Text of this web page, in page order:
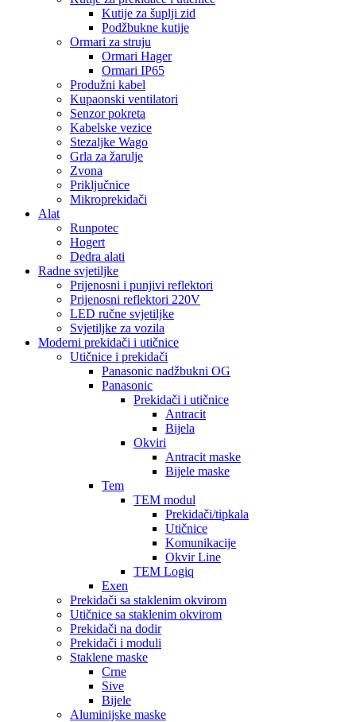
Kutije za šuplji zid
Podžbukne kutije
Ormari za struju
Ormari Hager
Ormari IP65
Produžni kabel
Kupaonski ventilatori
Senzor pokreta
Kabelske vezice
Stezaljke Wago
Grla za žarulje
Zvona
Priključnice
Mikroprekidači
Alat
Runpotec
Hogert
Dedra alati
Radne svjetiljke
Prijenosni i punjivi reflektori
Prijenosni reflektori 220V
LED ručne svjetiljke
Svjetiljke za vozila
Moderni prekidači i utičnice
Utičnice i prekidači
Panasonic nadžbukni OG
Panasonic
Prekidači i utičnice
Antracit
Bijela
Okviri
Antracit maske
Bijele maske
Tem
TEM modul
Prekidači/tipkala
Utičnice
Komunikacije
Okvir Line
TEM Logiq
Exen
Prekidači sa staklenim okvirom
Utičnice sa staklenim okvirom
Prekidači na dodir
Prekidači i moduli
Staklene maske
Crne
Sive
Bijele
Aluminijske maske